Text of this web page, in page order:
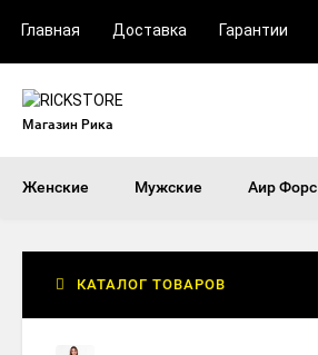
Главная Доставка Гарантии
Магазин Рика
Женские Мужские Аир Форс
КАТАЛОГ ТОВАРОВ